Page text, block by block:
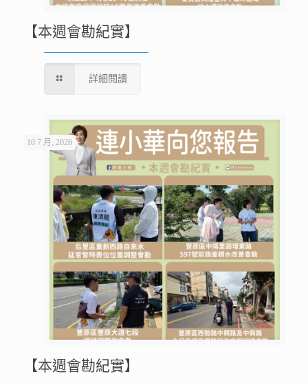
【本週會勘紀實】
詳細閱讀
10 7 月, 2026
【本週會勘紀實】